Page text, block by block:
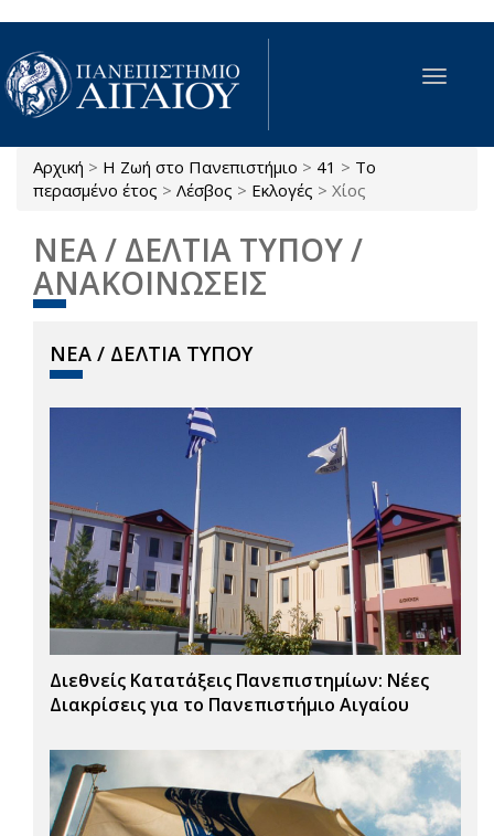
Παράκαμψη προς το κυρίως περιεχόμενο
Toggle
Είστε εδώ
Αρχική > Η Ζωή στο Πανεπιστήμιο > 41 > Το
περασμένο έτος > Λέσβος > Εκλογές > Χίος
ΝΕΑ / ΔΕΛΤΙΑ ΤΥΠΟΥ /
ΑΝΑΚΟΙΝΩΣΕΙΣ
ΝΕΑ / ΔΕΛΤΙΑ ΤΥΠΟΥ
Διεθνείς Κατατάξεις Πανεπιστημίων: Νέες
Διακρίσεις για το Πανεπιστήμιο Αιγαίου